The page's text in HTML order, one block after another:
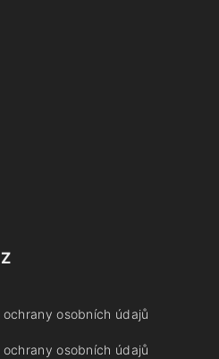
osobních údajů
osobních údajů